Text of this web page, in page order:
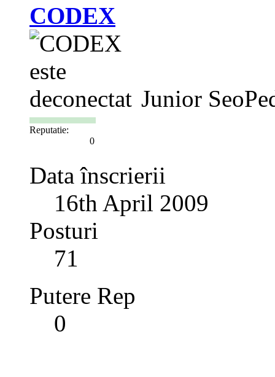
CODEX
Junior
Reputatie:
0
Data înscrierii
16th April 2009
Posturi
71
Putere Rep
0